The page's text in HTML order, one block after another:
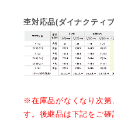
杢対応品(ダイナクティ
※在庫品がなくなり次第
す。後継品は下記をご確